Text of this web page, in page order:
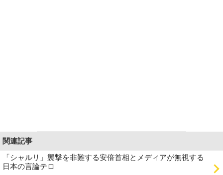
関連記事
「シャルリ」襲撃を非難する安倍首相とメディアが無視する
日本の言論テロ